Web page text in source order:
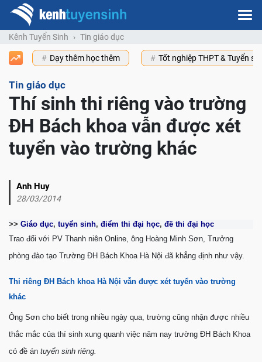
Kênh Tuyển Sinh Tin giáo dục
Dạy thêm học thêm Tốt nghiệp THPT & Tuyển
Tin giáo dục
Thí sinh thi riêng vào trường
ĐH Bách khoa vẫn được xét
tuyển vào trường khác
Anh Huy
28/03/2014
>> Giáo dục, tuyển sinh, điểm thi đại học, đề thi đại học
Trao đổi với PV Thanh niên Online, ông Hoàng Minh Sơn, Trưởng
phòng đào tạo Trường ĐH Bách Khoa Hà Nội đã khẳng định như vậy.
Thi riêng ĐH Bách khoa Hà Nội vẫn được xét tuyển vào trường
khác
Ông Sơn cho biết trong nhiều ngày qua, trường cũng nhận được nhiều
thắc mắc của thí sinh xung quanh việc năm nay trường ĐH Bách Khoa
có đề án tuyển sinh riêng.